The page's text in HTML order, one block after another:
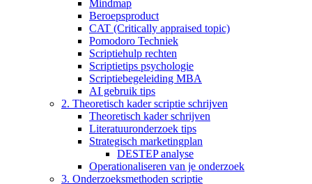
Mindmap
Beroepsproduct
CAT (Critically appraised topic)
Pomodoro Techniek
Scriptiehulp rechten
Scriptietips psychologie
Scriptiebegeleiding MBA
AI gebruik tips
2. Theoretisch kader scriptie schrijven
Theoretisch kader schrijven
Literatuuronderzoek tips
Strategisch marketingplan
DESTEP analyse
Operationaliseren van je onderzoek
3. Onderzoeksmethoden scriptie